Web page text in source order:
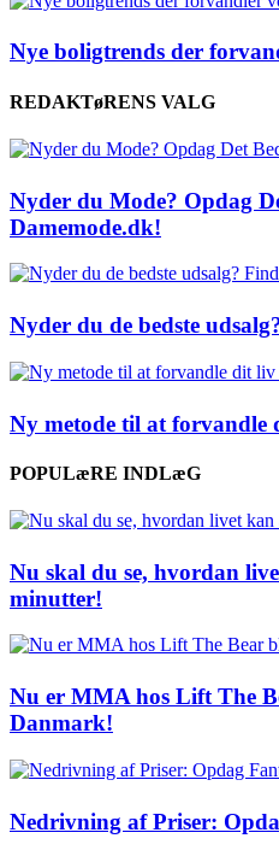
Nye boligtrends der
REDAKTøRENS VALG
Nyder du Mode? Opdag
Damemode.dk!
Nyder du de bedste
Ny metode til at forvandle
POPULæRE INDLæG
Nu skal du se, hvordan
minutter!
Nu er MMA hos Lift The
Danmark!
Nedrivning af Priser: